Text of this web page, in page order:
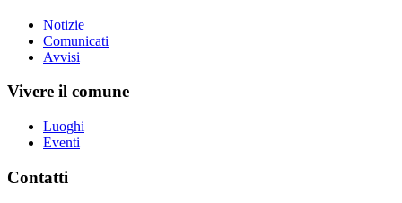
Notizie
Comunicati
Avvisi
Vivere il comune
Luoghi
Eventi
Contatti